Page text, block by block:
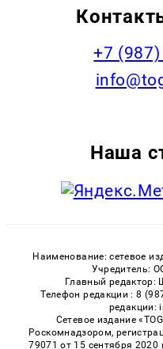
+7
Наша
Наименование: сетевое
Учредитель:
Главный редактор:
Телефон редакции : 8
редакции:
Сетевое издание
Роскомнадзором,
79071 от 15 сентября 2020